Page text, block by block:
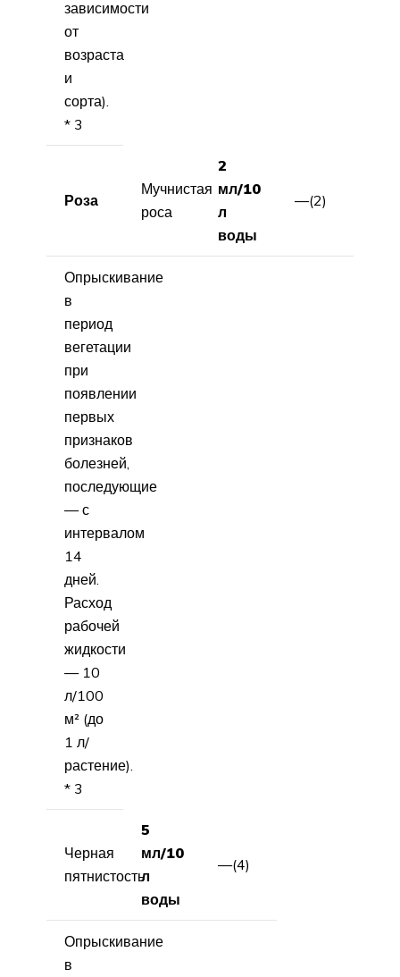
зависимости
от
возраста
и
сорта).
* 3
Роза
Мучнистая
роса
2
мл/10
л
воды
—(2)
Опрыскивание
в
период
вегетации
при
появлении
первых
признаков
болезней,
последующие
— с
интервалом
14
дней.
Расход
рабочей
жидкости
— 10
л/100
м² (до
1 л/
растение).
* 3
Черная
пятнистость
5
мл/10
л
воды
—(4)
Опрыскивание
в